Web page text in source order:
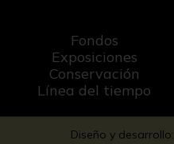
Fondos
Exposiciones
Conservación
Línea del tiempo
Diseño y